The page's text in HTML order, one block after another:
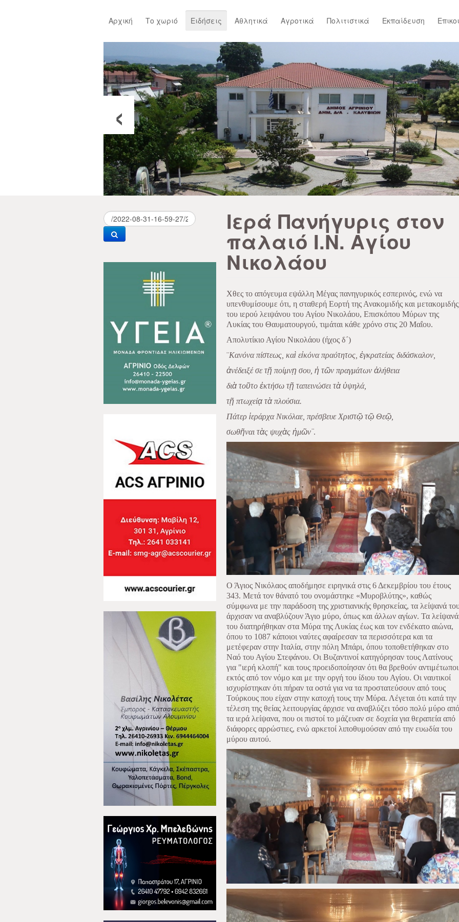
Αρχική Το χωριό Ειδήσεις Αθλητικά Αγροτικά Πολιτιστικά Εκπαίδευση
‹
Ιερά Πανήγυρις στον
παλαιό Ι.Ν. Αγίου
Νικολάου
Χθες το απόγευμα εψάλλη Μέγας πανηγυρικός εσπερινός, ενώ να
υπενθυμίσουμε ότι, η σταθερή Εορτή της Ανακομιδής και μετακομιδής
του ιερού λειψάνου του Αγίου Νικολάου, Επισκόπου Μύρων της
Λυκίας του Θαυματουργού, τιμάται κάθε χρόνο στις 20 Μαΐου.
Απολυτίκιο Αγίου Νικολάου (ήχος δ΄)
¨Κανόνα πίστεως, καὶ εἰκόνα πραότητος, ἐγκρατείας διδάσκαλον,
ἀνέδειξέ σε τῇ ποίμνῃ σου, ἡ τῶν πραγμάτων ἀλήθεια
διὰτοῦτο ἐκτήσω τῇ ταπεινώσει τὰ ὑψηλά,
τῇ πτωχείᾳτὰπλούσια.
Πάτερ ἱεράρχα Νικόλαε, πρέσβευε Χριστῷ τῷ Θεῷ
σωθῆναι τὰς ψυχὰς ἡμῶν¨.
Ο Άγιος Νικόλαος αποδήμησε ειρηνικά στις 6 Δεκεμβρίου του έτους
343. Μετά τον θάνατό του ονομάστηκε «Μυροβλύτης», καθώς
σύμφωνα με την παράδοση της χριστιανικής θρησκείας, τα λείψανά
άρχισαν να αναβλύζουν Άγιο μύρο, όπως και άλλων αγίων. Τα λείψανά
του διατηρήθηκαν στα Μύρα της Λυκίας έως και τον ενδέκατο αιώνα,
όπου το 1087 κάποιοι ναύτες αφαίρεσαν τα περισσότερα και τα
μετέφεραν στην Ιταλία, στην πόλη Μπάρι, όπου τοποθετήθηκαν στο
Ναό του Αγίου Στεφάνου. Οι Βυζαντινοί κατηγόρησαν τους Λατίνους
για "ιερή κλοπή" και τους προειδοποίησαν ότι θα βρεθούν αντιμέτωποι
εκτός από τον νόμο και με την οργή του ίδιου του Αγίου. Οι ναυτικοί
ισχυρίστηκαν ότι πήραν τα οστά για να τα προστατεύσουν από τους
Τούρκους που είχαν στην κατοχή τους την Μύρα. Λέγεται ότι κατά την
τέλεση της θείας λειτουργίας άρχισε να αναβλύζει τόσο πολύ μύρο από
τα ιερά λείψανα, που οι πιστοί το μάζευαν σε δοχεία για θεραπεία από
διάφορες αρρώστιες, ενώ αρκετοί λιποθυμούσαν από την ευωδία του
μύρου αυτού.